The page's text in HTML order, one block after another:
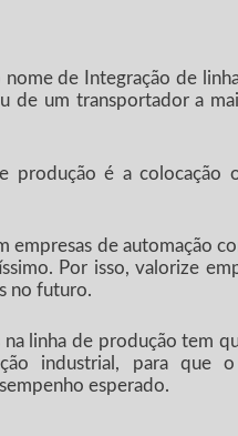
de Integração de
de um transportador a
produção é a colocação
empresas de automação
Por isso, valorize
no futuro.
linha de produção tem
industrial, para que
esperado.